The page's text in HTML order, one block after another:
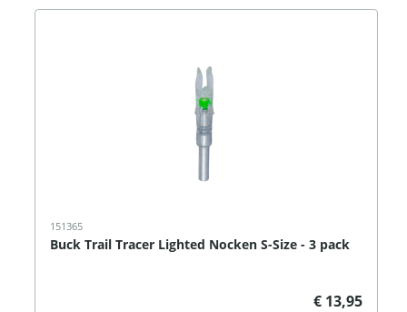
151365
Buck Trail Tracer Lighted Nocken S-Size - 3 pack
€ 13,95